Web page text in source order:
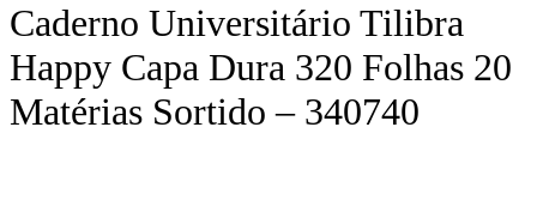
Caderno Universitário Tilibra
Happy Capa Dura 320 Folhas 20
Matérias Sortido – 340740